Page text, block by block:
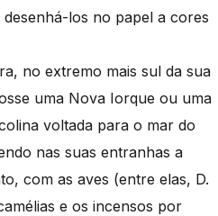
los no papel a cores
no extremo mais sul da sua
uma Nova Iorque ou uma
voltada para o mar do
nas suas entranhas a
com as aves (entre elas, D.
e os incensos por